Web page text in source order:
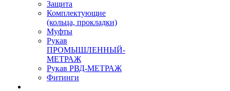
Защита
Комплектующие
(кольца, прокладки)
Муфты
Рукав
ПРОМЫШЛЕННЫЙ-
МЕТРАЖ
Рукав РВД-МЕТРАЖ
Фитинги